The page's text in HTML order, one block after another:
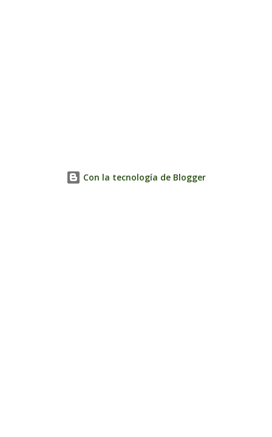
Con la tecnología de Blogger